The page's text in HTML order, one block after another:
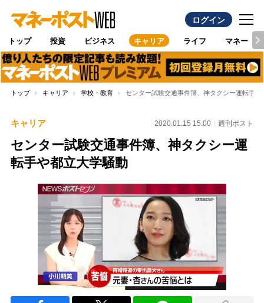
ログイン
トップ 投資 ビジネス キャリア ライフ マネー
トップ キャリア 学校・教育 センター試験交通事件簿、神タクシー運転手や
キャリア 2020.01.15 15:00 週刊ポスト
センター試験交通事件簿、神タクシー運
転手や都立大学騒動